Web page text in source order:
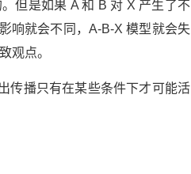
但是如果 A 和 B 对 X 产生了不
响就会不同，A-B-X 模型就会失
观点。
传播只有在某些条件下才可能活